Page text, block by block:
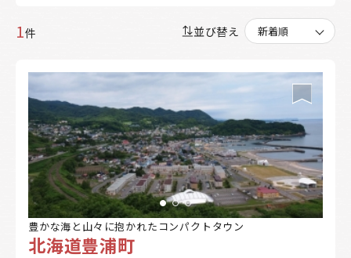
1件 並び替え
豊かな海と山々に抱かれたコンパクトタウン
北海道豊浦町